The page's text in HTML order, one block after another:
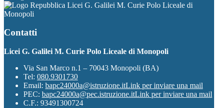
Licei G. Galilei M. Curie Polo Liceale di
Monopoli
Contatti
Licei G. Galilei M. Curie Polo Liceale di Monopoli
Via San Marco n.1 – 70043 Monopoli (BA)
Tel: 080.9301730
Email: bapc24000a@istruzione.itLink per inviare una mail
PEC: bapc24000a@pec.istruzione.itLink per inviare una mail
C.F.: 93491300724